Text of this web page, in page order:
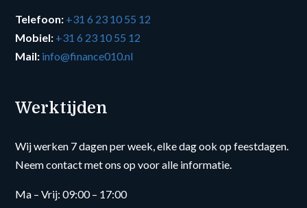
Telefoon: +31 6 23 10 55 12
Mobiel: +31 6 23 10 55 12
Mail: info@finance010.nl
Werktijden
Wij werken 7 dagen per week, elke dag ook op feestdagen.
Neem contact met ons op voor alle informatie.
Ma – Vrij: 09:00 – 17:00